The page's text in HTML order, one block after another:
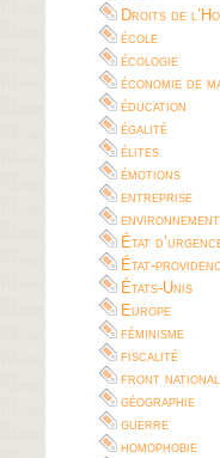
Droits de
école
écologie
économie de
éducation
égalité
élites
émotions
entreprise
environnement
État
État-
États-Unis
Europe
féminisme
fiscalité
front national
géographie
guerre
homophobie